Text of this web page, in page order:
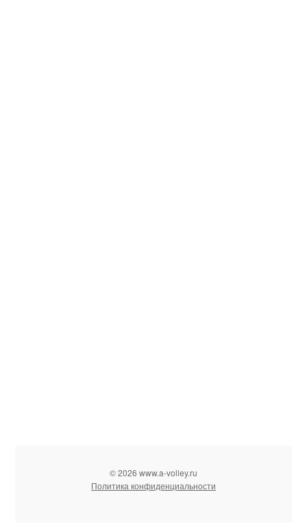
© 2026 www.a-volley.ru
Политика конфиденциальности